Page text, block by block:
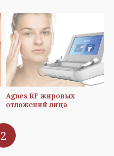
Agnes RF жировых
отложений лица
2